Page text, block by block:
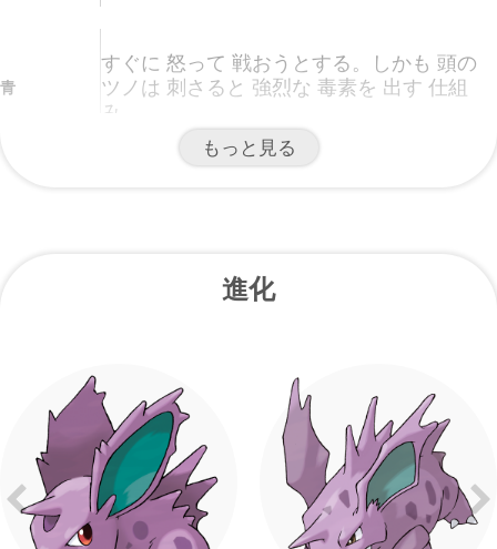
青
すぐに 怒って 戦おうとする。しかも 頭の
ツノは 刺さると 強烈な 毒素を 出す 仕組
み。
もっと見る
進化